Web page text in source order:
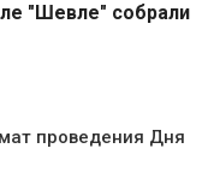
"Шевле" собрали
проведения Дня